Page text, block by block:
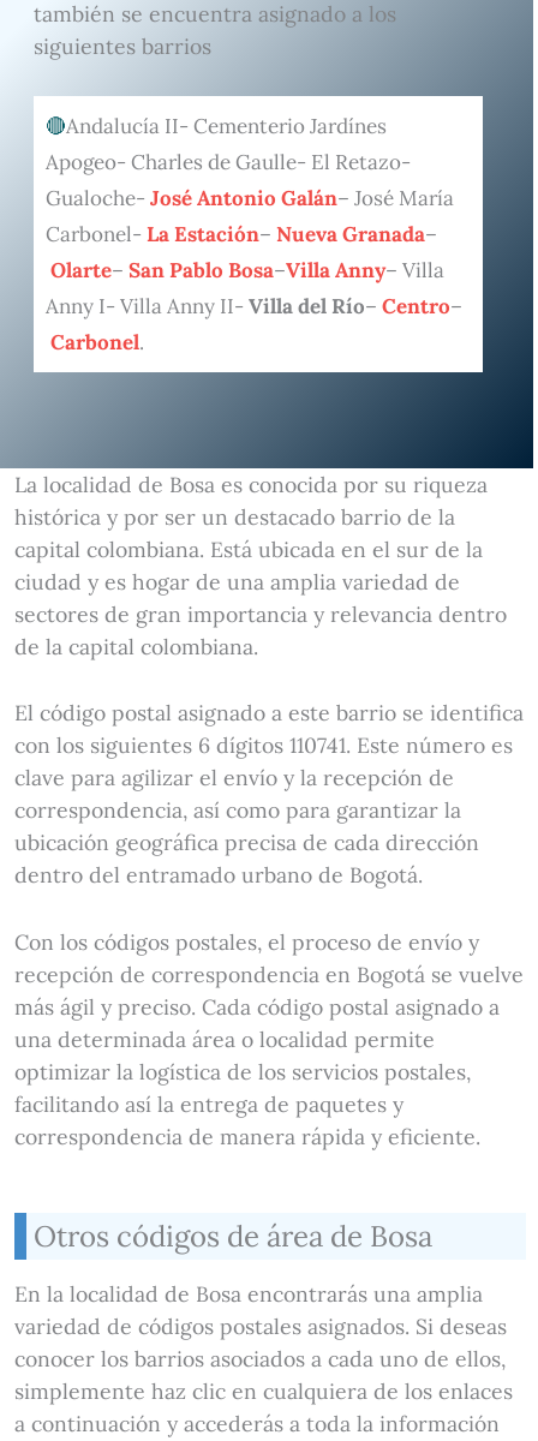
también se encuentra asignado a los
siguientes barrios
Andalucía II- Cementerio Jardínes
Apogeo- Charles de Gaulle- El Retazo-
Gualoche- José Antonio Galán– José María
Carbonel- La Estación– Nueva Granada–
Olarte– San Pablo Bosa–Villa Anny– Villa
Anny I- Villa Anny II- Villa del Río– Centro–
Carbonel.
La localidad de Bosa es conocida por su riqueza
histórica y por ser un destacado barrio de la
capital colombiana. Está ubicada en el sur de la
ciudad y es hogar de una amplia variedad de
sectores de gran importancia y relevancia dentro
de la capital colombiana.
El código postal asignado a este barrio se identifica
con los siguientes 6 dígitos 110741. Este número es
clave para agilizar el envío y la recepción de
correspondencia, así como para garantizar la
ubicación geográfica precisa de cada dirección
dentro del entramado urbano de Bogotá.
Con los códigos postales, el proceso de envío y
recepción de correspondencia en Bogotá se vuelve
más ágil y preciso. Cada código postal asignado a
una determinada área o localidad permite
optimizar la logística de los servicios postales,
facilitando así la entrega de paquetes y
correspondencia de manera rápida y eficiente.
Otros códigos de área de Bosa
En la localidad de Bosa encontrarás una amplia
variedad de códigos postales asignados. Si deseas
conocer los barrios asociados a cada uno de ellos,
simplemente haz clic en cualquiera de los enlaces
a continuación y accederás a toda la información